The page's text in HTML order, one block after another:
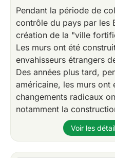
Pendant la période de
contrôle du pays par les
création de la "ville
Les murs ont été
envahisseurs étrangers
Des années plus tard,
américaine, les murs ont
changements radicaux
notamment la
Voir les